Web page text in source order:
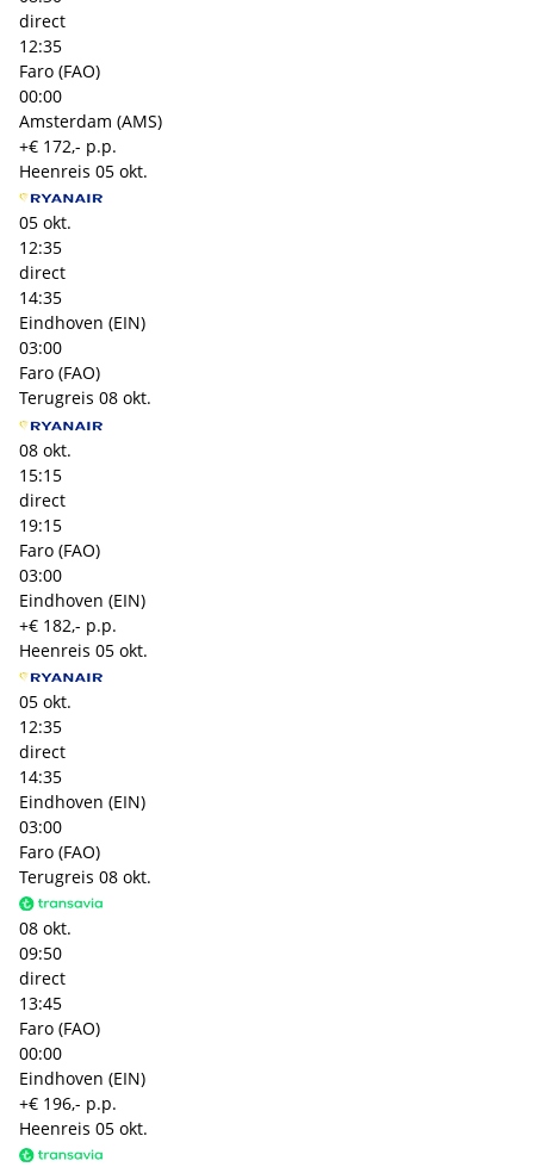
direct
12:35
Faro (FAO)
00:00
Amsterdam (AMS)
+€ 172,- p.p.
Heenreis 05 okt.
05 okt.
12:35
direct
14:35
Eindhoven (EIN)
03:00
Faro (FAO)
Terugreis 08 okt.
08 okt.
15:15
direct
19:15
Faro (FAO)
03:00
Eindhoven (EIN)
+€ 182,- p.p.
Heenreis 05 okt.
05 okt.
12:35
direct
14:35
Eindhoven (EIN)
03:00
Faro (FAO)
Terugreis 08 okt.
08 okt.
09:50
direct
13:45
Faro (FAO)
00:00
Eindhoven (EIN)
+€ 196,- p.p.
Heenreis 05 okt.